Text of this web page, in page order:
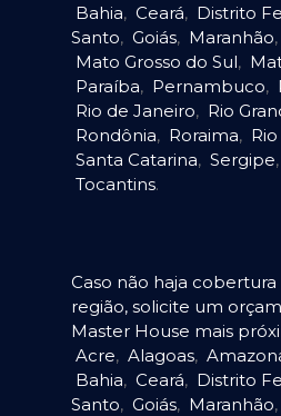
Bahia, Ceará, Distrito
Santo, Goiás, Maranhão,
Mato Grosso do Sul,
Paraíba, Pernambuco,
Rio de Janeiro, Rio
Rondônia, Roraima,
Santa Catarina, Sergipe,
Tocantins.
Caso não haja
região, solicite um
Master House mais
Acre, Alagoas,
Bahia, Ceará, Distrito
Santo, Goiás, Maranhão,